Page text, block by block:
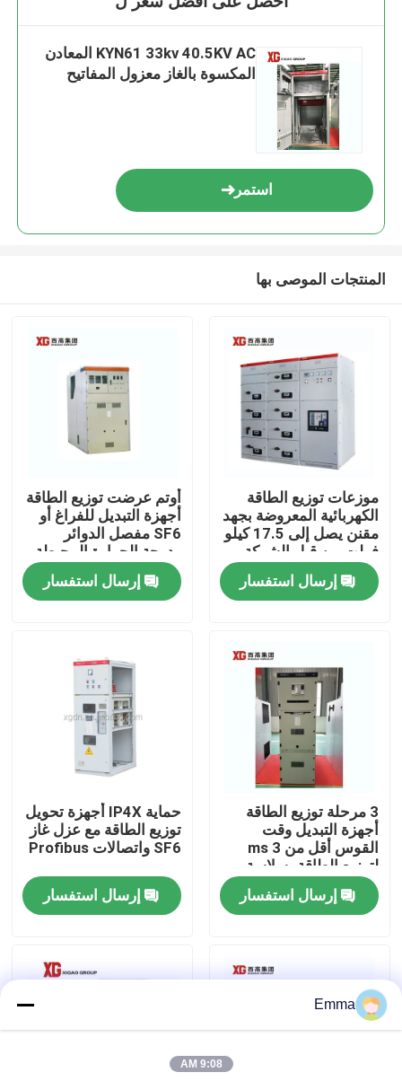
منزل، بيت
معلومات عنا
جولة في المعمل
مراقبة الجودة
اتصل بنا
اطلب اقتباس
SF6 تبديل كسر الحمل
KYN61 33kv 40.5KV AC المعادن
المكسوة بالغاز معزول المفاتيح
استمر
المنتجات الموصى بها
موزعات توزيع الطاقة
الكهربائية المعروضة بجهد
مقنن يصل إلى 17.5 كيلو
فولت من قبل الشركة
المصنعة الأصلية
إرسال استفسار
أوتم عرضت توزيع الطاقة
أجهزة التبديل للفراغ أو
SF6 مفصل الدوائر
ودرجة الحرارة المحيطة
-5C- 40C
إرسال استفسار
3 مرحلة توزيع الطاقة
أجهزة التبديل وقت
القوس أقل من 3 ms
لتوزيع الطاقة بسلاسة
إرسال استفسار
حماية IP4X أجهزة تحويل
توزيع الطاقة مع عزل غاز
SF6 واتصالات Profibus
إرسال استفسار
Emma
9:08 AM